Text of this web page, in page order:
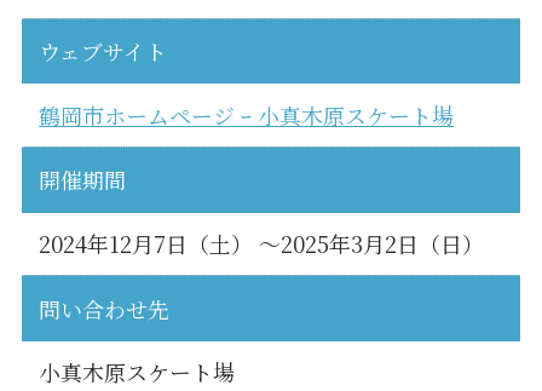
ウェブサイト
鶴岡市ホームページ ｰ 小真木原スケート場
開催期間
2024年12月7日（土） ～2025年3月2日（日）
問い合わせ先
小真木原スケート場